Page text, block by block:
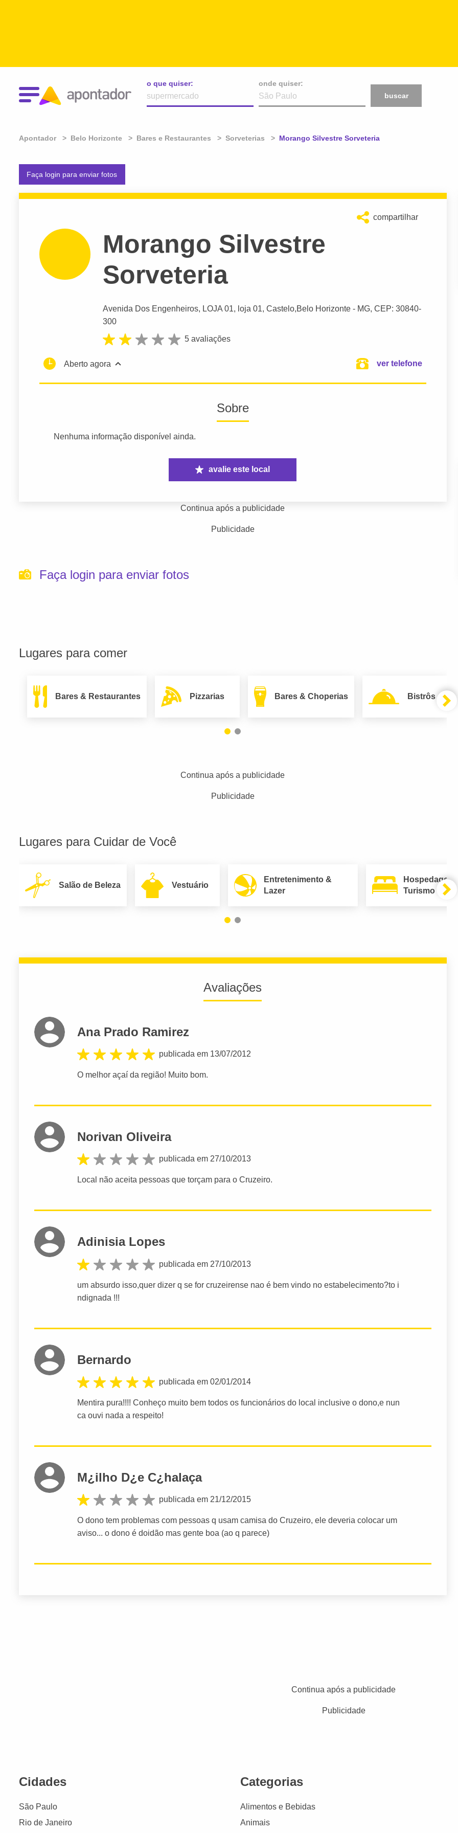
o que quiser:
onde quiser:
buscar
Apontador Belo Horizonte Bares e Restaurantes Sorveterias Atual:
Morango Silvestre Sorveteria
Faça login para enviar fotos
compartilhar
Morango Silvestre
Sorveteria
Avenida Dos Engenheiros, LOJA 01, loja 01, Castelo,Belo Horizonte - MG, CEP: 30840-
300
5 avaliações
Aberto agora ver telefone
Sobre
Nenhuma informação disponível ainda.
avalie este local
Continua após a publicidade
Publicidade
Faça login para enviar fotos
Lugares para comer
Bares & Restaurantes Pizzarias Bares & Choperias Bistrôs
Continua após a publicidade
Publicidade
Lugares para Cuidar de Você
Salão de Beleza Vestuário
Entretenimento &
Lazer
Hospedagem
Turismo
Avaliações
Ana Prado Ramirez
publicada em 13/07/2012
O melhor açaí da região! Muito bom.
Norivan Oliveira
publicada em 27/10/2013
Local não aceita pessoas que torçam para o Cruzeiro.
Adinisia Lopes
publicada em 27/10/2013
um absurdo isso,quer dizer q se for cruzeirense nao é bem vindo no estabelecimento?to i
ndignada !!!
Bernardo
publicada em 02/01/2014
Mentira pura!!!! Conheço muito bem todos os funcionários do local inclusive o dono,e nun
ca ouvi nada a respeito!
M¿ilho D¿e C¿halaça
publicada em 21/12/2015
O dono tem problemas com pessoas q usam camisa do Cruzeiro, ele deveria colocar um
aviso... o dono é doidão mas gente boa (ao q parece)
Continua após a publicidade
Publicidade
Cidades
São Paulo
Rio de Janeiro
Categorias
Alimentos e Bebidas
Animais